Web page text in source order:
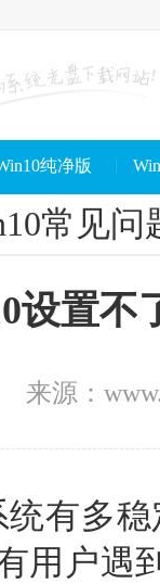
纯净版
常见问
设置不
来源：
有多
用户遇